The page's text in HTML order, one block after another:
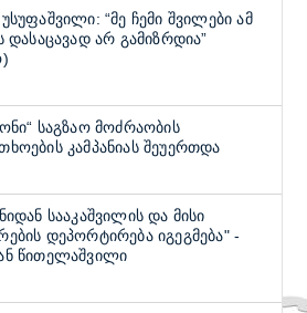
“მე ჩემი შვილები ამ
დასაცავად არ გამიზრდია”
საგზაო მოძრაობის
კამპანიას შეუერთდა
სააკაშვილის და მისი
დეპორტირება იგეგმება" -
წითელაშვილი